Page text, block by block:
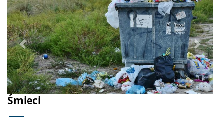
Śmieci
Poprzednie Dalej